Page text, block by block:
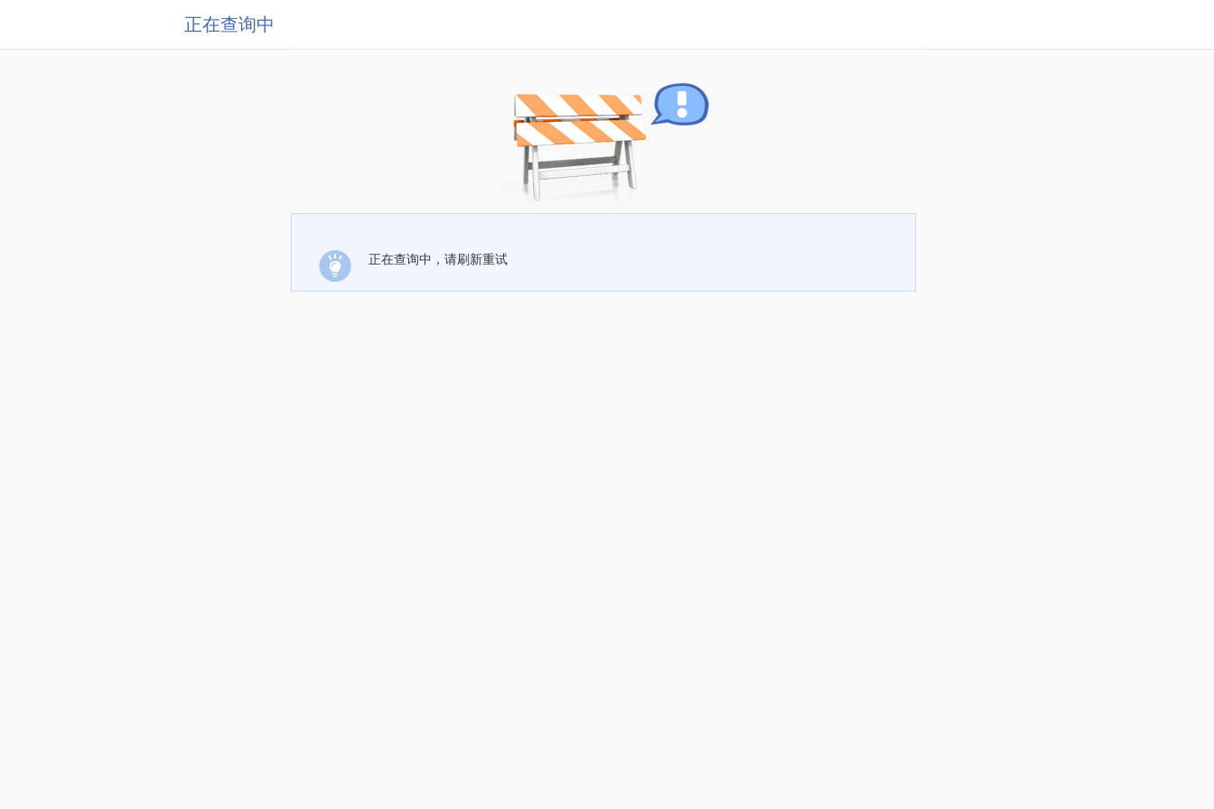
正在查询中
正在查询中，请刷新重试